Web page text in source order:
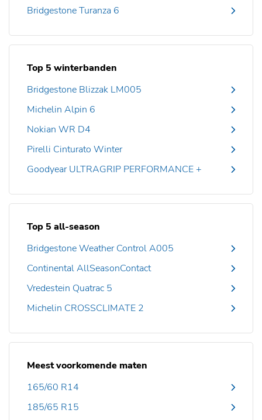
Bridgestone Turanza 6
Top 5 winterbanden
Bridgestone Blizzak LM005
Michelin Alpin 6
Nokian WR D4
Pirelli Cinturato Winter
Goodyear ULTRAGRIP PERFORMANCE +
Top 5 all-season
Bridgestone Weather Control A005
Continental AllSeasonContact
Vredestein Quatrac 5
Michelin CROSSCLIMATE 2
Meest voorkomende maten
165/60 R14
185/65 R15